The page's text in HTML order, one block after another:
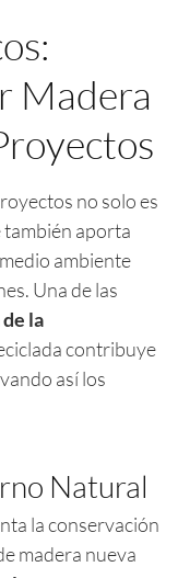
Madera
no solo es
también aporta
ambiente
Una de las
la
contribuye
así los
Natural
la conservación
madera nueva